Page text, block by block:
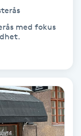
med fokus